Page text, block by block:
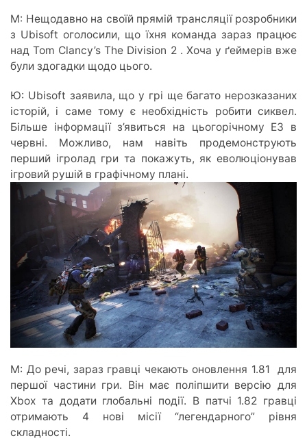
М: Нещодавно на своїй прямій трансляції розробники
з Ubisoft оголосили, що їхня команда зараз працює
над Tom Clancy’s The Division 2 . Хоча у ґеймерів вже
були здогадки щодо цього.
Ю: Ubisoft заявила, що у грі ще багато нерозказаних
історій, і саме тому є необхідність робити сиквел.
Більше інформації з’явиться на цьогорічному Е3 в
червні. Можливо, нам навіть продемонструють
перший ігролад гри та покажуть, як еволюціонував
ігровий рушій в графічному плані.
М: До речі, зараз гравці чекають оновлення 1.81 для
першої частини гри. Він має поліпшити версію для
Xbox та додати глобальні події. В патчі 1.82 гравці
отримають 4 нові місії “легендарного” рівня
складності.